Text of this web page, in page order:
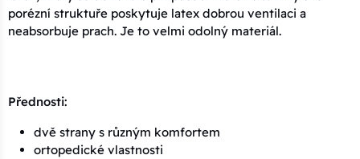
porézní struktuře poskytuje latex dobrou ventilaci a
neabsorbuje prach. Je to velmi odolný materiál.
Přednosti:
dvě strany s různým komfortem
ortopedické vlastnosti